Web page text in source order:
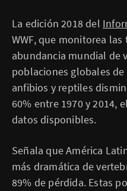
La edición 2018 del
WWF, que monitorea
abundancia mundial de
poblaciones globales de
anfibios y reptiles
60% entre 1970 y 2014,
datos disponibles.
Señala que América
más dramática de
89% de pérdida. Estas